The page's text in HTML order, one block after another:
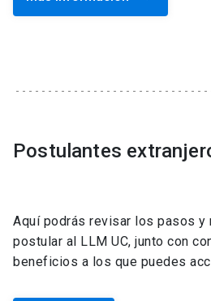
Postulantes
Aquí podrás revisar los pasos y
postular al LLM UC, junto con
beneficios a los que puedes